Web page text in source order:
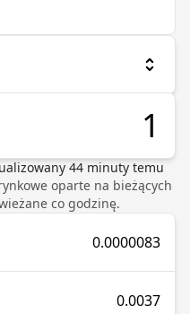
44minuty temu
oparte na bieżących
co godzinę.
0.0000083
0.0037